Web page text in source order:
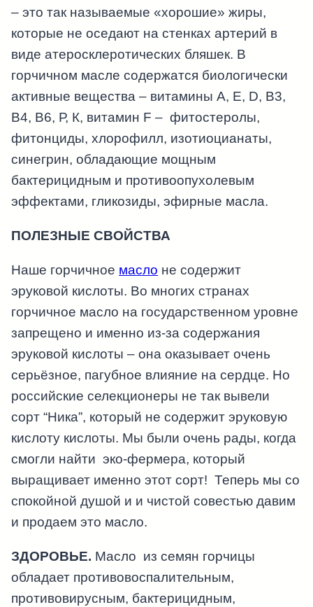
– это так называемые «хорошие» жиры,
которые не оседают на стенках артерий в
виде атеросклеротических бляшек. В
горчичном масле содержатся биологически
активные вещества – витамины А, E, D, B3,
B4, B6, Р, К, витамин F – фитостеролы,
фитонциды, хлорофилл, изотиоцианаты,
синегрин, обладающие мощным
бактерицидным и противоопухолевым
эффектами, гликозиды, эфирные масла.
ПОЛЕЗНЫЕ СВОЙСТВА
Наше горчичное масло не содержит
эруковой кислоты. Во многих странах
горчичное масло на государственном уровне
запрещено и именно из-за содержания
эруковой кислоты – она оказывает очень
серьёзное, пагубное влияние на сердце. Но
российские селекционеры не так вывели
сорт “Ника”, который не содержит эруковую
кислоту кислоты. Мы были очень рады, когда
смогли найти эко-фермера, который
выращивает именно этот сорт! Теперь мы со
спокойной душой и и чистой совестью давим
и продаем это масло.
ЗДОРОВЬЕ. Масло из семян горчицы
обладает противовоспалительным,
противовирусным, бактерицидным,